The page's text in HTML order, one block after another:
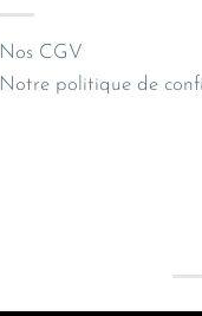
Nos CGV
Notre politique de